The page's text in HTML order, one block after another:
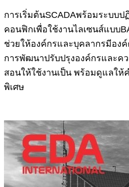
การเริ่มต้นSCADAพร้อมระบบ
คอนฟิกเพื่อใช้งานไลเซนส์แบบ
ช่วยให้องค์กรและบุคลากรมีอง
การพัฒนาปรับปรุงองค์กรและค
สอนให้ใช้งานเป็น พร้อมดูแลให้
พิเศษ